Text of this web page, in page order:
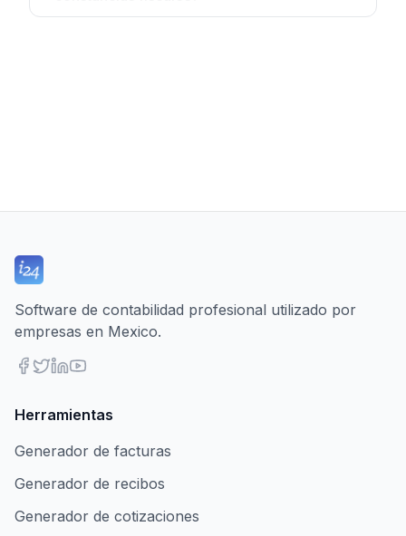
Software de contabilidad profesional utilizado por
empresas en Mexico.
Herramientas
Generador de facturas
Generador de recibos
Generador de cotizaciones